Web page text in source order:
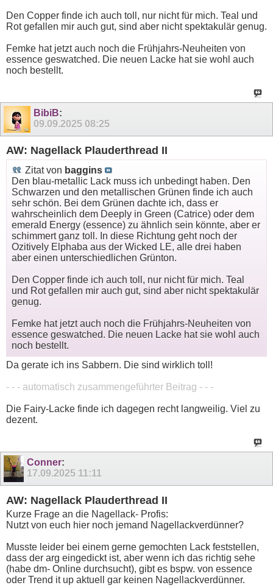
Den Copper finde ich auch toll, nur nicht für mich. Teal und
Rot gefallen mir auch gut, sind aber nicht spektakulär genug.
Femke hat jetzt auch noch die Frühjahrs-Neuheiten von
essence geswatched. Die neuen Lacke hat sie wohl auch
noch bestellt.
BibiB:
09.09.2025 08:25
AW: Nagellack Plauderthread II
Zitat von baggins
Den blau-metallic Lack muss ich unbedingt haben. Den
Schwarzen und den metallischen Grünen finde ich auch
sehr schön. Bei dem Grünen dachte ich, dass er
wahrscheinlich dem Deeply in Green (Catrice) oder dem
emerald Energy (essence) zu ähnlich sein könnte, aber er
schimmert ganz toll. In diese Richtung geht noch der
Ozitively Elphaba aus der Wicked LE, alle drei haben
aber einen unterschiedlichen Grünton.
Den Copper finde ich auch toll, nur nicht für mich. Teal
und Rot gefallen mir auch gut, sind aber nicht spektakulär
genug.
Femke hat jetzt auch noch die Frühjahrs-Neuheiten von
essence geswatched. Die neuen Lacke hat sie wohl auch
noch bestellt.
Da gerate ich ins Sabbern. Die sind wirklich toll!
- - - automatisch zusammengeführter Beitrag - - -
Die Fairy-Lacke finde ich dagegen recht langweilig. Viel zu
dezent.
Conner:
17.09.2025 11:11
AW: Nagellack Plauderthread II
Kurze Frage an die Nagellack- Profis:
Nutzt von euch hier noch jemand Nagellackverdünner?
Musste leider bei einem gerne gemochten Lack feststellen,
dass der arg eingedickt ist, aber wenn ich das richtig sehe
(habe dm- Online durchsucht), gibt es bspw. von essence
oder Trend it up aktuell gar keinen Nagellackverdünner.